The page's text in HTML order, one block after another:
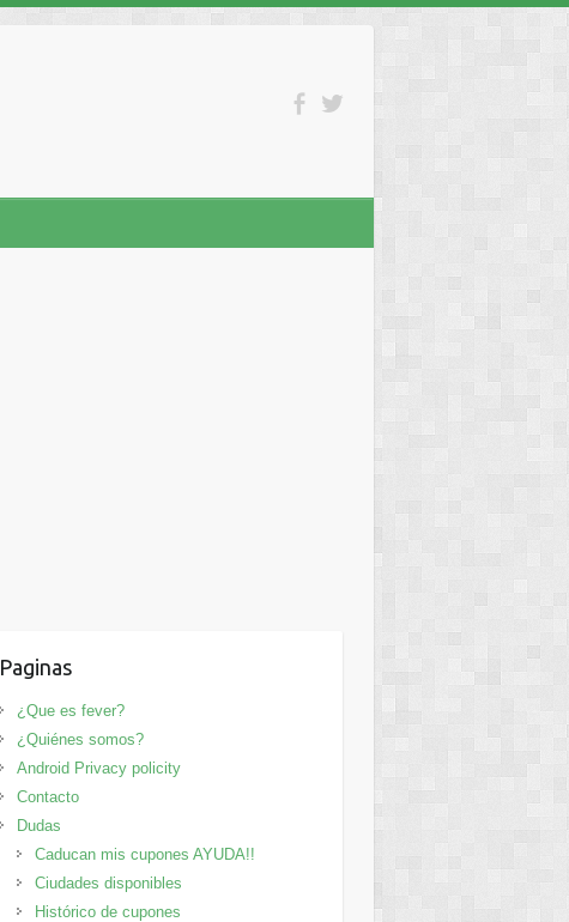
Paginas
¿Que es fever?
¿Quiénes somos?
Android Privacy policity
Contacto
Dudas
Caducan mis cupones AYUDA!!
Ciudades disponibles
Histórico de cupones